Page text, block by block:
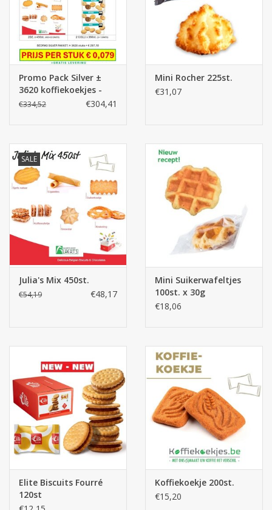
Promo Pack Silver ±
3620 koffiekoekjes -
MEGA DEAL
€334,52 €304,41
Mini Rocher 225st.
€31,07
SALE
Julia's Mix 450st.
€54,19 €48,17
Mini Suikerwafeltjes
100st. x 30g
€18,06
Elite Biscuits Fourré
120st
Koffiekoekje 200st.
€15,20